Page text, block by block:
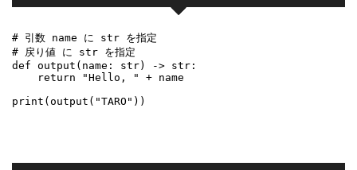
# 引数 name に str を指定
# 戻り値 に str を指定
def output(name: str) -> str:
    return "Hello, " + name
print(output("TARO"))